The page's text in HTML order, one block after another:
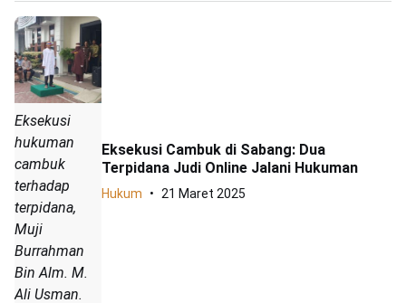
Eksekusi
hukuman
cambuk
terhadap
terpidana,
Muji
Burrahman
Bin Alm. M.
Ali Usman.
Eksekusi Cambuk di Sabang: Dua
Terpidana Judi Online Jalani Hukuman
Hukum 21 Maret 2025